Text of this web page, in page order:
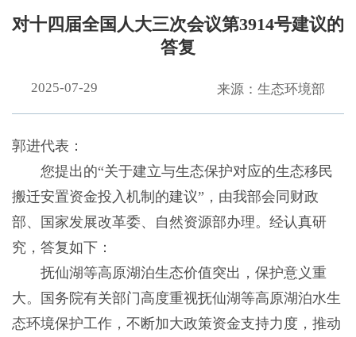
对十四届全国人大三次会议第3914号建议的
答复
2025-07-29 来源：生态环境部
郭进代表：
您提出的“关于建立与生态保护对应的生态移民
搬迁安置资金投入机制的建议”，由我部会同财政
部、国家发展改革委、自然资源部办理。经认真研
究，答复如下：
抚仙湖等高原湖泊生态价值突出，保护意义重
大。国务院有关部门高度重视抚仙湖等高原湖泊水生
态环境保护工作，不断加大政策资金支持力度，推动